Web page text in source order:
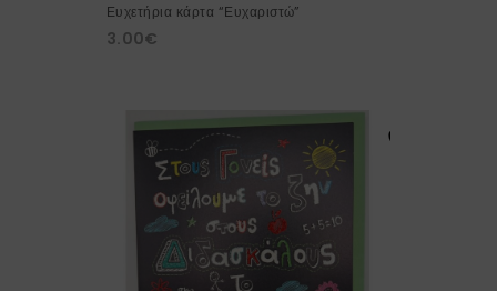
Ευχετήρια κάρτα “Ευχαριστώ”
3.00€